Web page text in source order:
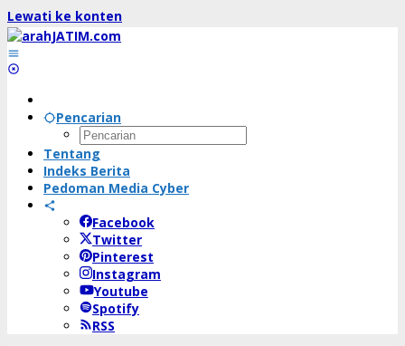
Lewati ke konten
Pencarian
Tentang
Indeks Berita
Pedoman Media Cyber
Facebook
Twitter
Pinterest
Instagram
Youtube
Spotify
RSS